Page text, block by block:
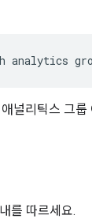
analytics
널리틱스 그룹
를 따르세요.